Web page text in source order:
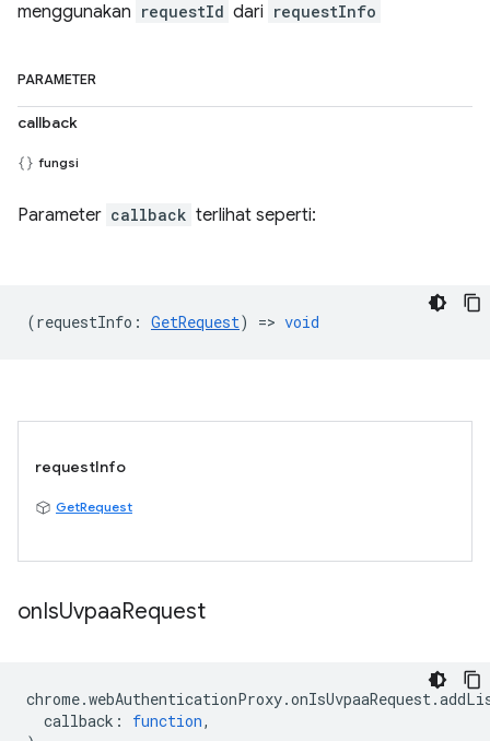
menggunakan requestId dari requestInfo
PARAMETER
callback
fungsi
Parameter callback terlihat seperti:
(requestInfo : GetRequest) => void
requestInfo
GetRequest
onIsUvpaaRequest
chrome.webAuthenticationProxy.onIsUvpaaRequest.
callback : function,